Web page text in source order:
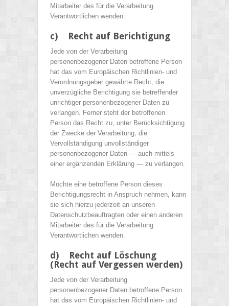
Mitarbeiter des für die Verarbeitung
Verantwortlichen wenden.
c) Recht auf Berichtigung
Jede von der Verarbeitung
personenbezogener Daten betroffene Person
hat das vom Europäischen Richtlinien- und
Verordnungsgeber gewährte Recht, die
unverzügliche Berichtigung sie betreffender
unrichtiger personenbezogener Daten zu
verlangen. Ferner steht der betroffenen
Person das Recht zu, unter Berücksichtigung
der Zwecke der Verarbeitung, die
Vervollständigung unvollständiger
personenbezogener Daten — auch mittels
einer ergänzenden Erklärung — zu verlangen.
Möchte eine betroffene Person dieses
Berichtigungsrecht in Anspruch nehmen, kann
sie sich hierzu jederzeit an unseren
Datenschutzbeauftragten oder einen anderen
Mitarbeiter des für die Verarbeitung
Verantwortlichen wenden.
d) Recht auf Löschung
(Recht auf Vergessen werden)
Jede von der Verarbeitung
personenbezogener Daten betroffene Person
hat das vom Europäischen Richtlinien- und